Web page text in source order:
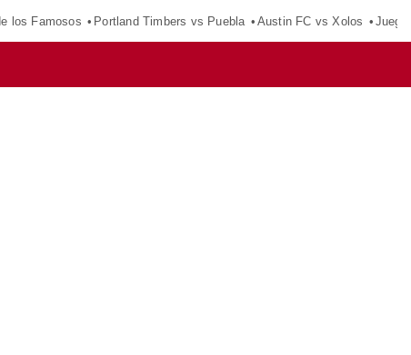
los Famosos Portland Timbers vs Puebla Austin FC vs Xolos